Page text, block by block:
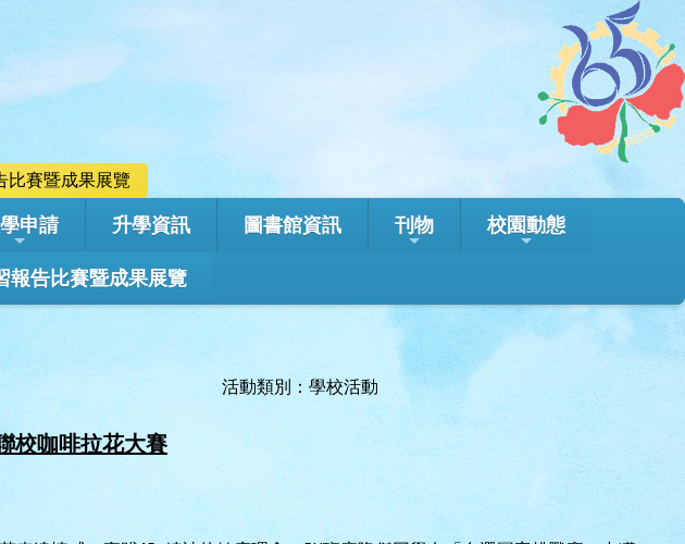
比賽暨成果展覽
申請 升學資訊 圖書館資訊 刊物 校園動態
報告比賽暨成果展覽
活動類別：學校活動
校咖啡拉花大賽